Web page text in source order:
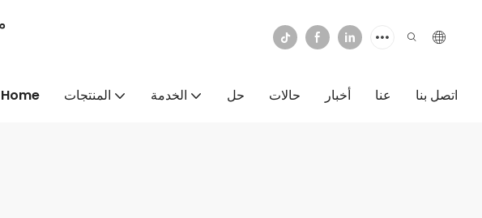
Home المنتجات الخدمة حل حالات أخبار عنا اتصل بنا